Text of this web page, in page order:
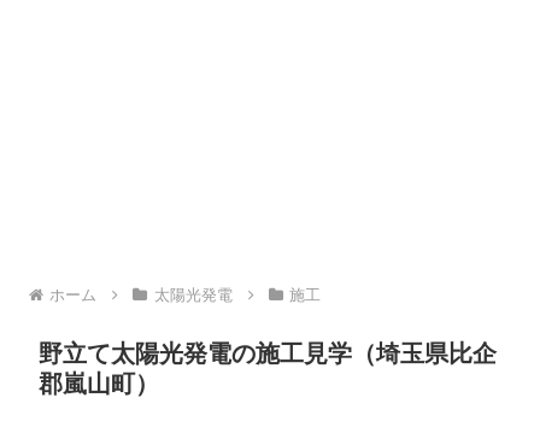
ホーム 太陽光発電 施工
野立て太陽光発電の施工見学（埼玉県比企
郡嵐山町）